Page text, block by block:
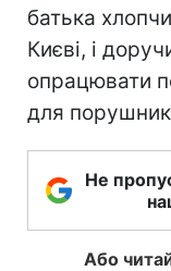
батька
Києві, і
опрацювати
для
Не
Або